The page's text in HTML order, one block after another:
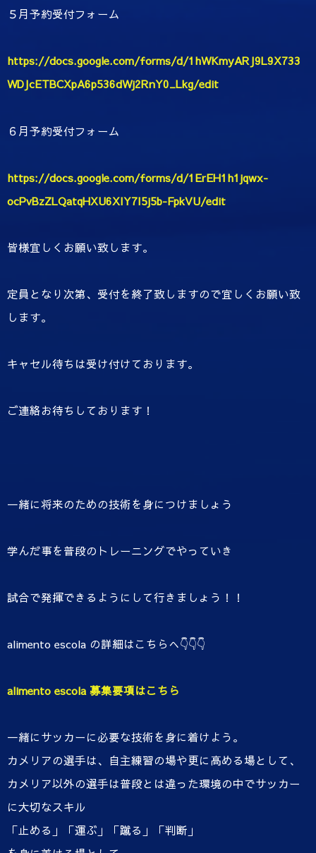
５月予約受付フォーム
https://docs.google.com/forms/d/1hWKmyARJ9L9X733
WDJcETBCXpA6p536dWj2RnY0_Lkg/edit
６月予約受付フォーム
https://docs.google.com/forms/d/1ErEH1h1jqwx-
ocPvBzZLQatqHXU6XIY7I5j5b-FpkVU/edit
皆様宜しくお願い致します。
定員となり次第、受付を終了致しますので宜しくお願い致
します。
キャセル待ちは受け付けております。
ご連絡お待ちしております！
一緒に将来のための技術を身につけましょう
学んだ事を普段のトレーニングでやっていき
試合で発揮できるようにして行きましょう！！
alimento escola の詳細はこちらへ👇👇👇
alimento escola 募集要項はこちら
一緒にサッカーに必要な技術を身に着けよう。
カメリアの選手は、自主練習の場や更に高める場として、
カメリア以外の選手は普段とは違った環境の中でサッカー
に大切なスキル
「止める」「運ぶ」「蹴る」「判断」